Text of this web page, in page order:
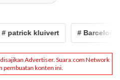
# patrick kluivert # Barcelona